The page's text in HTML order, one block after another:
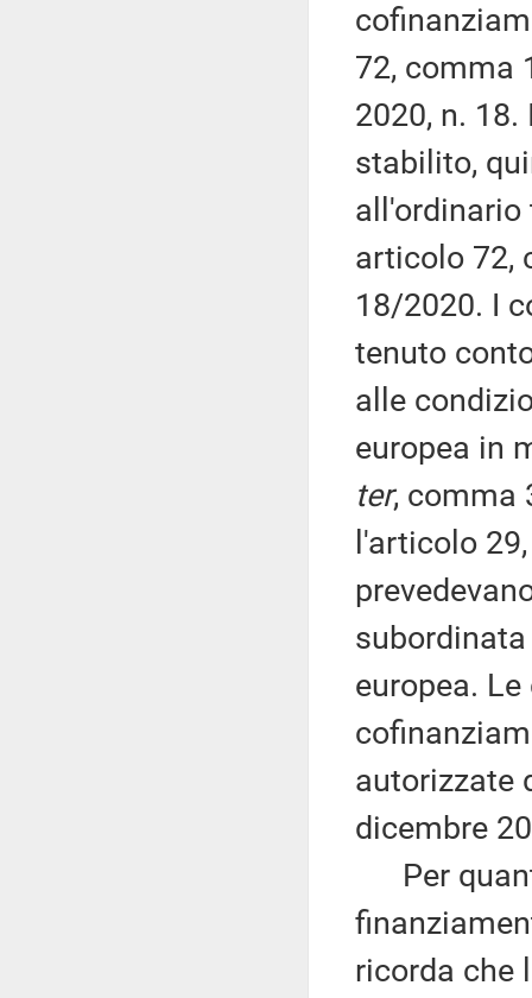
72, comma
2020, n.
stabilito,
all'ordinario
articolo 72,
18/2020. I
tenuto
alle
europea in
ter, comma
l'articolo
europea.
autorizzate
dicembre
Per
ricorda che